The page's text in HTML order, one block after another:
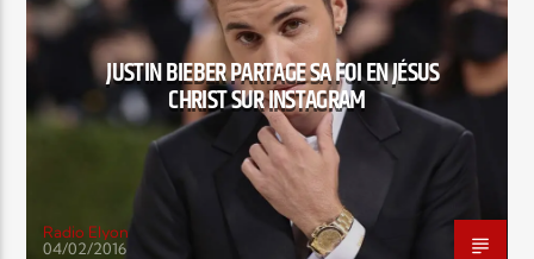
JUSTIN BIEBER PARTAGE SA FOI EN JÉSUS
CHRIST SUR INSTAGRAM
Radio Elyon
04/02/2016